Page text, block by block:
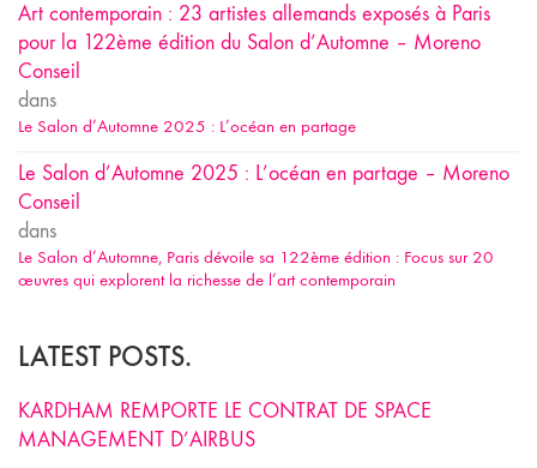
Art contemporain : 23 artistes allemands exposés à Paris
pour la 122ème édition du Salon d’Automne – Moreno
Conseil
dans
Le Salon d’Automne 2025 : L’océan en partage
Le Salon d’Automne 2025 : L’océan en partage – Moreno
Conseil
dans
Le Salon d’Automne, Paris dévoile sa 122ème édition : Focus sur 20
œuvres qui explorent la richesse de l’art contemporain
LATEST POSTS.
KARDHAM REMPORTE LE CONTRAT DE SPACE
MANAGEMENT D’AIRBUS